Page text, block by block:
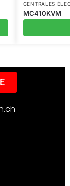
CENTRALES
MC410KVM